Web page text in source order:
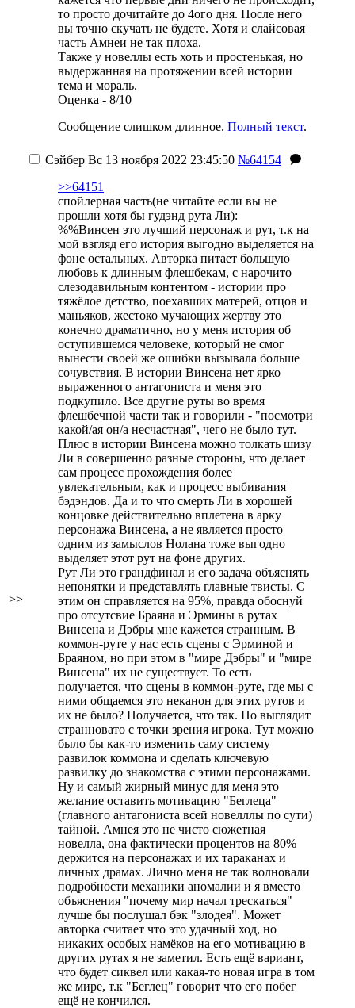
то просто дочитайте до 4ого дня. После него
вы точно скучать не будете. Хотя и слайсовая
часть Амнеи не так плоха.
Также у новеллы есть хоть и простенькая, но
выдержанная на протяжении всей истории
тема и мораль.
Оценка - 8/10
Сообщение слишком длинное. Полный текст.
>>
Сэйбер Вс 13 ноября 2022 23:45:50 №64154
>>64151
спойлерная часть(не читайте если вы не
прошли хотя бы гудэнд рута Ли):
%%Винсен это лучший персонаж и рут, т.к на
мой взгляд его история выгодно выделяется на
фоне остальных. Авторка питает большую
любовь к длинным флешбекам, с нарочито
слезодавильным контентом - истории про
тяжёлое детство, поехавших матерей, отцов и
маньяков, жестоко мучающих жертву это
конечно драматично, но у меня история об
оступившемся человеке, который не смог
вынести своей же ошибки вызывала больше
сочувствия. В истории Винсена нет ярко
выраженного антагониста и меня это
подкупило. Все другие руты во время
флешбечной части так и говорили - "посмотри
какой/ая он/а несчастная", чего не было тут.
Плюс в истории Винсена можно толкать шизу
Ли в совершенно разные стороны, что делает
сам процесс прохождения более
увлекательным, как и процесс выбивания
бэдэндов. Да и то что смерть Ли в хорошей
концовке действительно вплетена в арку
персонажа Винсена, а не является просто
одним из замыслов Нолана тоже выгодно
выделяет этот рут на фоне других.
Рут Ли это грандфинал и его задача объяснять
непонятки и представлять главные твисты. С
этим он справляется на 95%, правда обоснуй
про отсутсвие Браяна и Эрмины в рутах
Винсена и Дэбры мне кажется странным. В
коммон-руте у нас есть сцены с Эрминой и
Браяном, но при этом в "мире Дэбры" и "мире
Винсена" их не существует. То есть
получается, что сцены в коммон-руте, где мы с
ними общаемся это неканон для этих рутов и
их не было? Получается, что так. Но выглядит
странновато с точки зрения игрока. Тут можно
было бы как-то изменить саму систему
развилок коммона и сделать ключевую
развилку до знакомства с этими персонажами.
Ну и самый жирный минус для меня это
желание оставить мотивацию "Беглеца"
(главного антагониста всей новелллы по сути)
тайной. Амнея это не чисто сюжетная
новелла, она фактически процентов на 80%
держится на персонажах и их тараканах и
личных драмах. Лично меня не так волновали
подробности механики аномалии и я вместо
объяснения "почему мир начал трескаться"
лучше бы послушал бэк "злодея". Может
авторка считает что это удачный ход, но
никаких особых намёков на его мотивацию в
других рутах я не заметил. Есть ещё вариант,
что будет сиквел или какая-то новая игра в том
же мире, т.к "Беглец" говорит что его побег
ещё не кончился.